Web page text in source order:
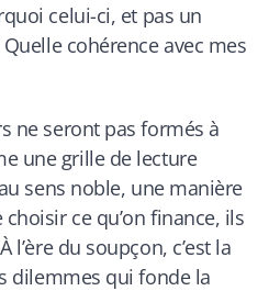
celui-ci, et pas un
cohérence avec mes
ne seront pas formés à
une grille de lecture
sens noble, une manière
ce qu’on finance, ils
l’ère du soupçon, c’est la
dilemmes qui fonde la